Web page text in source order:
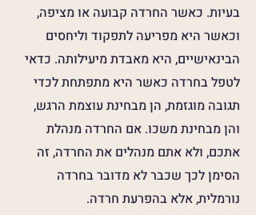
בעיות. כאשר החרדה קבועה או מציפה,
וכאשר היא מפריעה לתפקוד וליחסים
הבינאישיים, היא מאבדת מיעילותה. כדאי
לטפל בחרדה כאשר היא מתפתחת לכדי
תגובה מוגזמת, הן מבחינת עוצמת הרגש,
והן מבחינת משכו. אם החרדה מנהלת
אתכם, ולא אתם מנהלים את החרדה, זה
הסימן לכך שכבר לא מדובר בחרדה
נורמלית, אלא בהפרעת חרדה.